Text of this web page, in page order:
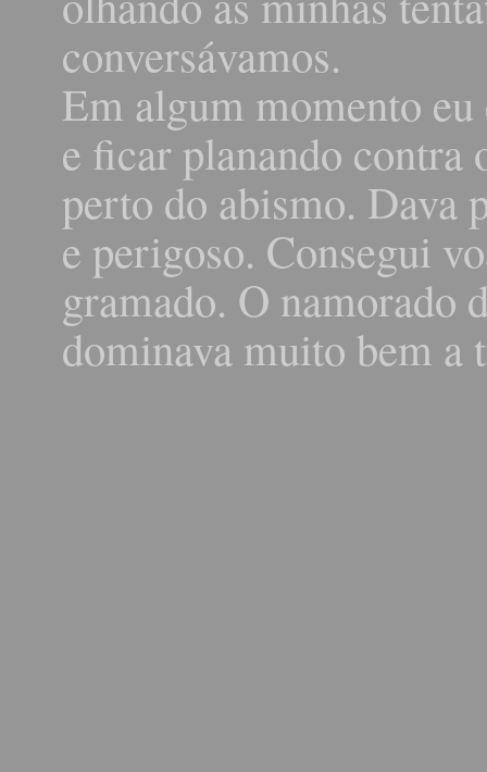
conversávamos.
Em algum momento
e ficar planando contra
perto do abismo. Dava
e perigoso. Consegui
gramado. O namorado
dominava muito bem a